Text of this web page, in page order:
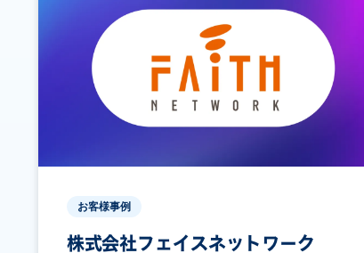
お客様事例
株式会社フェイスネットワーク